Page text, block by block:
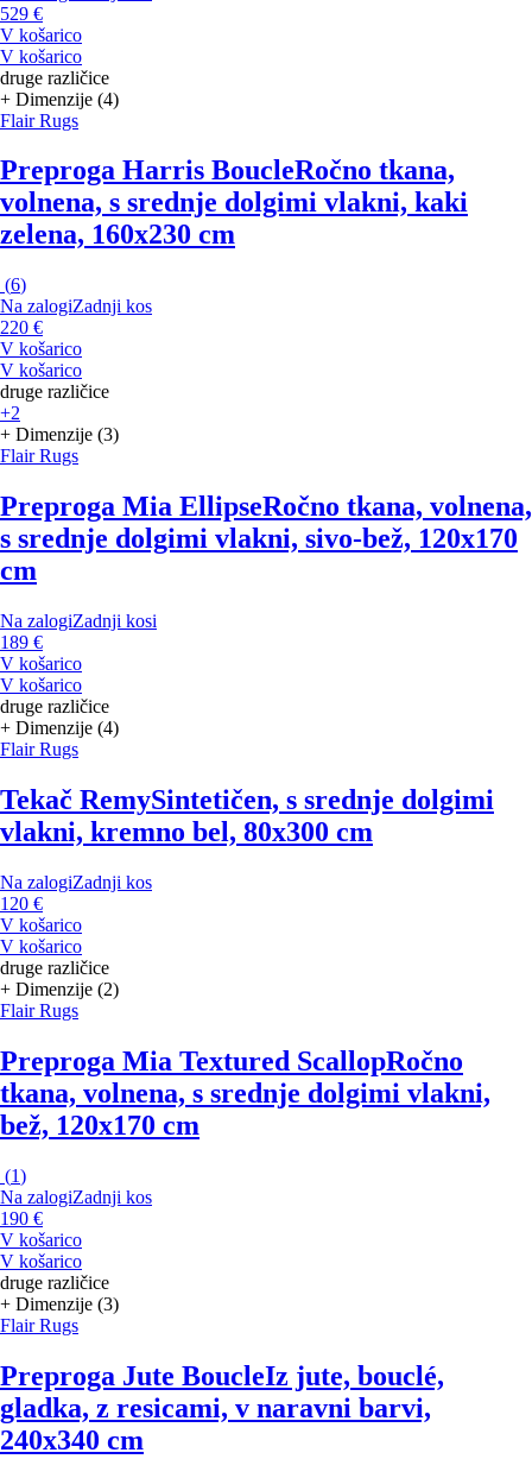
529 €
V košarico
V košarico
druge različice
+ Dimenzije (4)
Flair Rugs
Preproga Harris BoucleRočno tkana,
volnena, s srednje dolgimi vlakni, kaki
zelena, 160x230 cm
(6)
Na zalogiZadnji kos
220 €
V košarico
V košarico
druge različice
+2
+ Dimenzije (3)
Flair Rugs
Preproga Mia EllipseRočno tkana, volnena,
s srednje dolgimi vlakni, sivo-bež, 120x170
cm
Na zalogiZadnji kosi
189 €
V košarico
V košarico
druge različice
+ Dimenzije (4)
Flair Rugs
Tekač RemySintetičen, s srednje dolgimi
vlakni, kremno bel, 80x300 cm
Na zalogiZadnji kos
120 €
V košarico
V košarico
druge različice
+ Dimenzije (2)
Flair Rugs
Preproga Mia Textured ScallopRočno
tkana, volnena, s srednje dolgimi vlakni,
bež, 120x170 cm
(1)
Na zalogiZadnji kos
190 €
V košarico
V košarico
druge različice
+ Dimenzije (3)
Flair Rugs
Preproga Jute BoucleIz jute, bouclé,
gladka, z resicami, v naravni barvi,
240x340 cm